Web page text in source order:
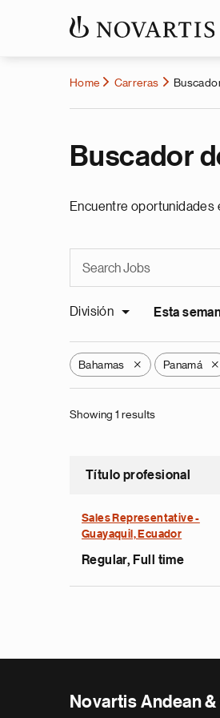
Home Carreras
Buscador
Encuentre oportunidades
División Esta
Bahamas X Panamá X
Showing 1 results
Título profesional
Sales Representative -
Guayaquil, Ecuador
Regular, Full time
Novartis Andean